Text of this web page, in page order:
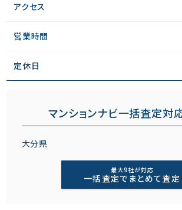
アクセス
営業時間
定休日
マンションナビ一括査定対
大分県
最大9社が対応
一括査定でまとめて査定